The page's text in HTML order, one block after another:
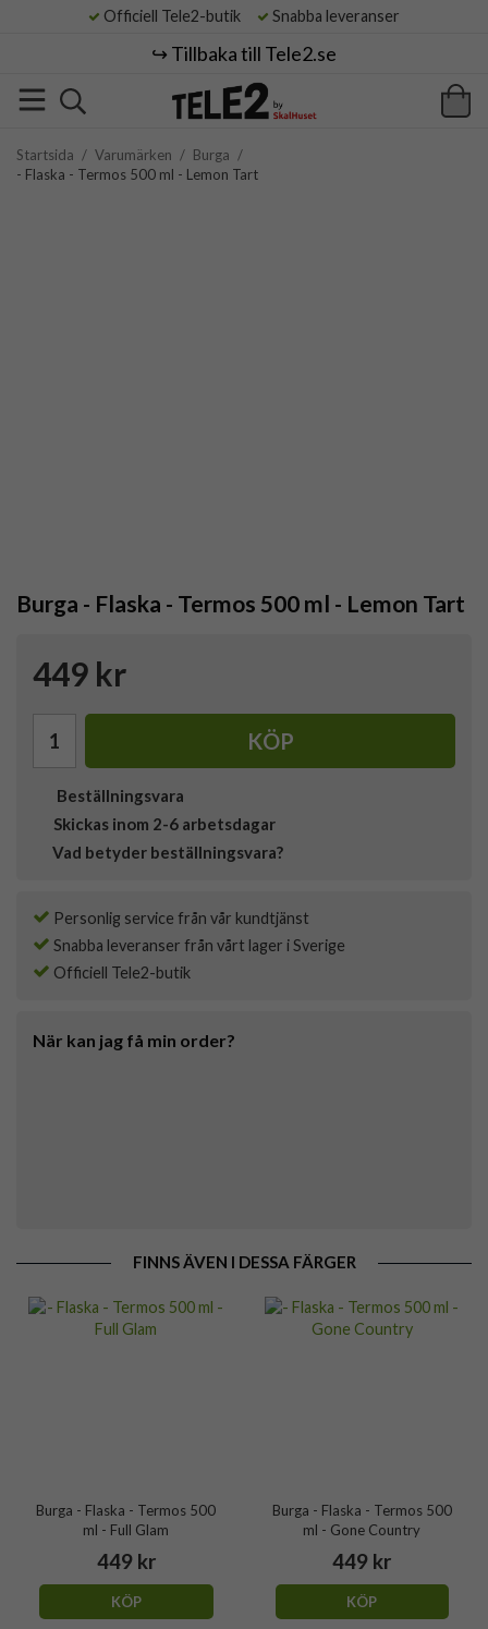
Officiell Tele2-butik Snabba leveranser
↪️ Tillbaka till Tele2.se
Startsida / Varumärken / Burga /
- Flaska - Termos 500 ml - Lemon Tart
Burga - Flaska - Termos 500 ml - Lemon Tart
449 kr
KÖP
Beställningsvara
Skickas inom 2-6 arbetsdagar
Vad betyder beställningsvara?
Personlig service från vår kundtjänst
Snabba leveranser från vårt lager i Sverige
Officiell Tele2-butik
När kan jag få min order?
FINNS ÄVEN I DESSA FÄRGER
Burga - Flaska - Termos 500
ml - Full Glam
449 kr
KÖP
Burga - Flaska - Termos 500
ml - Gone Country
449 kr
KÖP